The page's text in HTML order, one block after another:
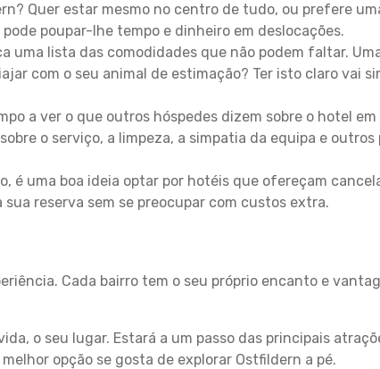
Quer estar mesmo no centro de tudo, ou prefere
poupar-lhe tempo e dinheiro em deslocações.
uma lista das comodidades que não podem faltar.
com o seu animal de estimação? Ter isto claro vai
a ver o que outros hóspedes dizem sobre o hotel
o serviço, a limpeza, a simpatia da equipa e outros
é uma boa ideia optar por hotéis que ofereçam
reserva sem se preocupar com custos extra.
Cada bairro tem o seu próprio encanto e
o seu lugar. Estará a um passo das principais
opção se gosta de explorar Ostfildern a pé.